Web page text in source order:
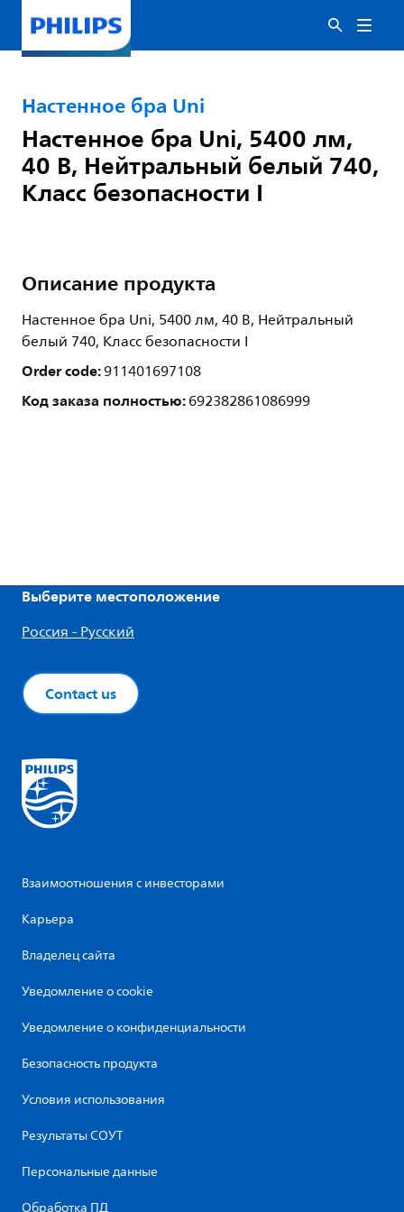
Настенное бра Uni
Настенное бра Uni, 5400 лм,
40 В, Нейтральный белый 740,
Класс безопасности I
Описание продукта
Настенное бра Uni, 5400 лм, 40 В, Нейтральный
белый 740, Класс безопасности I
Order code:911401697108
Код заказа полностью:692382861086999
Выберите местоположение
Россия - Русский
Contact us
Взаимоотношения с инвесторами
Карьера
Владелец сайта
Уведомление о cookie
Уведомление о конфиденциальности
Безопасность продукта
Условия использования
Результаты СОУТ
Персональные данные